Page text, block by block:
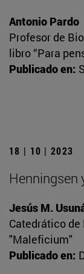
Antonio Pardo
Profesor de
libro “Para
Publicado en:
18 | 10 | 2023
Henningsen
Jesús M.
Catedrático
"Maleficium"
Publicado en: